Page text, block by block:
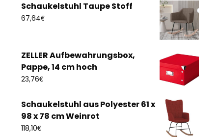
Schaukelstuhl Taupe Stoff
67,64€
ZELLER Aufbewahrungsbox,
Pappe, 14 cm hoch
23,76€
Schaukelstuhl aus Polyester 61 x
98 x 78 cm Weinrot
118,10€